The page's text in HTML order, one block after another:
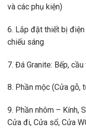
và các phụ kiện)
6. Lắp đặt thiết bị
chiếu sáng
7. Đá Granite: Bếp,
8. Phần mộc (Cửa gỗ,
9. Phần nhôm – Kính,
Cửa đi, Cửa sổ, Cửa